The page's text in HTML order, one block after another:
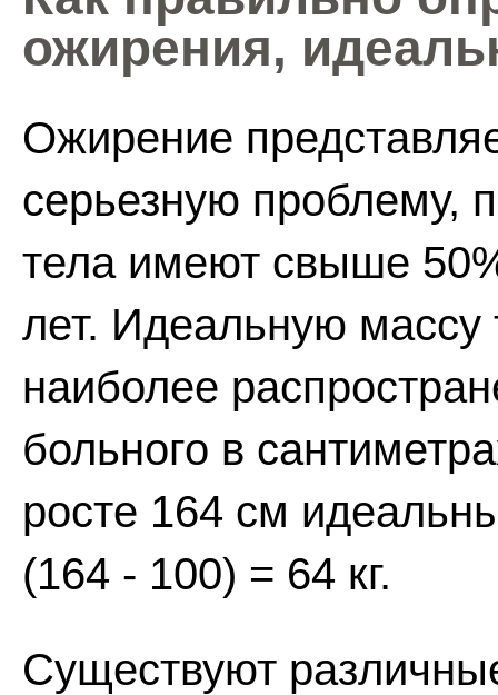
ожирения,
Ожирение
серьезную проблему,
тела имеют свыше
лет. Идеальную массу
наиболее
больного в
росте 164 см
(164 - 100) = 64 кг.
Существуют